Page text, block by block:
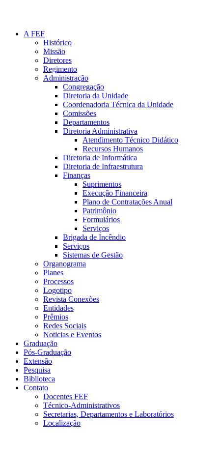
A FEF
Histórico
Missão
Diretores
Regimento
Administração
Congregação
Diretoria da Unidade
Coordenadoria Técnica da Unidade
Comissões
Departamentos
Diretoria Administrativa
Atendimento Técnico Didático
Recursos Humanos
Diretoria de Informática
Diretoria de Infraestrutura
Finanças
Suprimentos
Execução Financeira
Plano de Contratações Anual
Patrimônio
Formulários
Serviços
Brigada de Incêndio
Serviços
Sistemas de Gestão
Organograma
Planes
Processos
Logotipo
Revista Conexões
Entidades
Prêmios
Redes Sociais
Noticias e Eventos
Graduação
Pós-Graduação
Extensão
Pesquisa
Biblioteca
Contato
Docentes FEF
Técnico-Administrativos
Secretarias, Departamentos e Laboratórios
Localização